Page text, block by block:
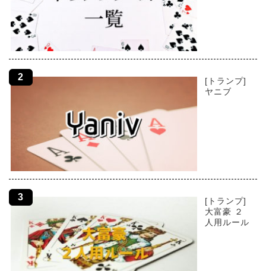
[トランプ]
ヤニブ
[トランプ]
大富豪 ２
人用ルール